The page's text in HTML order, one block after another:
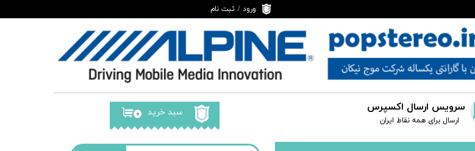
سرویس ارسال اکسپرس
​​ارسال برای همه نقاط ایران
ورود / ثبت نام
تغییر گذر واژه
سفارشات
خروج از حساب
۰ سبد خرید